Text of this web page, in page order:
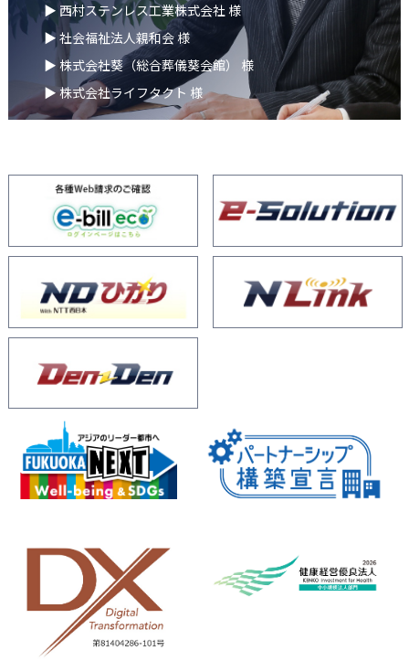
▶ 西村ステンレス工業株式会社 様
▶ 社会福祉法人親和会 様
▶ 株式会社葵（総合葬儀葵会館） 様
▶ 株式会社ライフタクト 様